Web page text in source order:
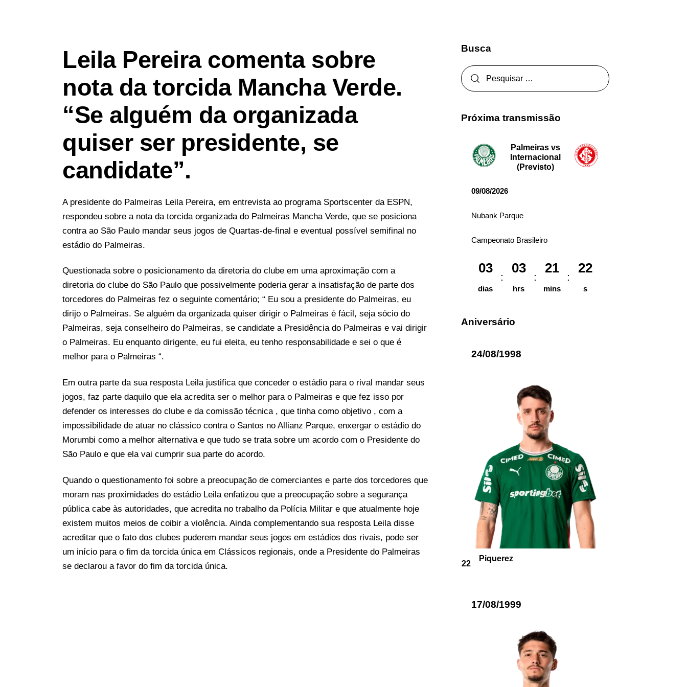
Leila Pereira comenta sobre
nota da torcida Mancha Verde.
“Se alguém da organizada
quiser ser presidente, se
candidate”.
A presidente do Palmeiras Leila Pereira, em entrevista ao programa Sportscenter da ESPN,
respondeu sobre a nota da torcida organizada do Palmeiras Mancha Verde, que se posiciona
contra ao São Paulo mandar seus jogos de Quartas-de-final e eventual possível semifinal no
estádio do Palmeiras.
Questionada sobre o posicionamento da diretoria do clube em uma aproximação com a
diretoria do clube do São Paulo que possivelmente poderia gerar a insatisfação de parte dos
torcedores do Palmeiras fez o seguinte comentário; “ Eu sou a presidente do Palmeiras, eu
dirijo o Palmeiras. Se alguém da organizada quiser dirigir o Palmeiras é fácil, seja sócio do
Palmeiras, seja conselheiro do Palmeiras, se candidate a Presidência do Palmeiras e vai dirigir
o Palmeiras. Eu enquanto dirigente, eu fui eleita, eu tenho responsabilidade e sei o que é
melhor para o Palmeiras “.
Em outra parte da sua resposta Leila justifica que conceder o estádio para o rival mandar seus
jogos, faz parte daquilo que ela acredita ser o melhor para o Palmeiras e que fez isso por
defender os interesses do clube e da comissão técnica , que tinha como objetivo , com a
impossibilidade de atuar no clássico contra o Santos no Allianz Parque, enxergar o estádio do
Morumbi como a melhor alternativa e que tudo se trata sobre um acordo com o Presidente do
São Paulo e que ela vai cumprir sua parte do acordo.
Quando o questionamento foi sobre a preocupação de comerciantes e parte dos torcedores que
moram nas proximidades do estádio Leila enfatizou que a preocupação sobre a segurança
pública cabe às autoridades, que acredita no trabalho da Polícia Militar e que atualmente hoje
existem muitos meios de coibir a violência. Ainda complementando sua resposta Leila disse
acreditar que o fato dos clubes puderem mandar seus jogos em estádios dos rivais, pode ser
um início para o fim da torcida única em Clássicos regionais, onde a Presidente do Palmeiras
se declarou a favor do fim da torcida única.
Busca
Próxima transmissão
Palmeiras vs
Internacional
(Previsto)
09/08/2026
Nubank Parque
Campeonato Brasileiro
03
dias
03
hrs
21
mins
22
s
Aniversário
24/08/1998
22
Piquerez
17/08/1999